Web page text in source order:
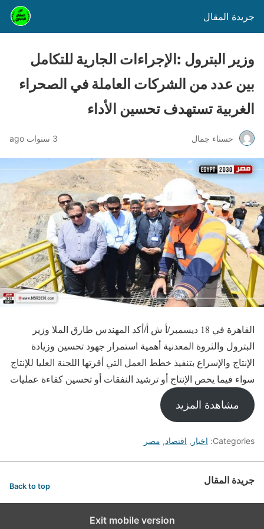
جريدة المقال
وزير البترول :الإجراءات الجارية للتكامل
بين عدد من الشركات العاملة في الصحراء
الغربية تستهدف تحسين الأداء
حسناء جمال 3 سنوات ago
القاهرة في 18 ديسمبر/أ ش أ/أكد المهندس طارق الملا وزير
البترول والثروة المعدنية أهمية استمرار جهود تحسين وزيادة
الإنتاج والإسراع بتنفيذ خطط العمل التي أقرتها اللجنة العليا للإنتاج
سواء فيما يخص الإنتاج أو ترشيد النفقات أو تحسين كفاءة عمليات
مشاهدة المزيد
Categories: اخبار , اقتصاد, مصر
جريدة المقال Back to top
Exit mobile version